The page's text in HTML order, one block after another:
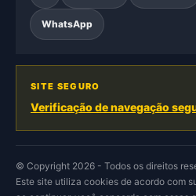
WhatsApp
SITE SEGURO
Verificação de navegação
© Copyright 2026 - Todos os direitos
Este site utiliza cookies de acordo com